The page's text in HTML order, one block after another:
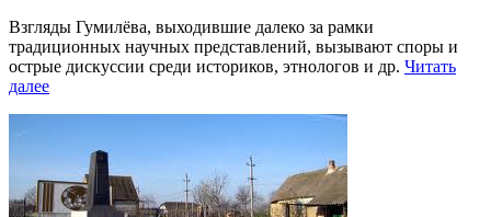
Взгляды Гумилёва, выходившие далеко за рамки
традиционных научных представлений, вызывают споры и
острые дискуссии среди историков, этнологов и др. Читать
далее